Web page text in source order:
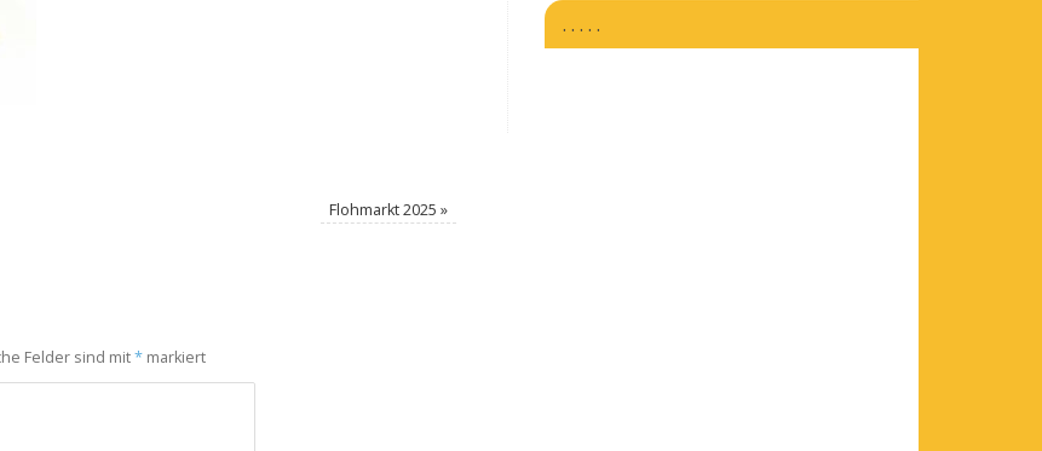
Flohmarkt 2025 »
Felder sind mit* markiert
. . . . .